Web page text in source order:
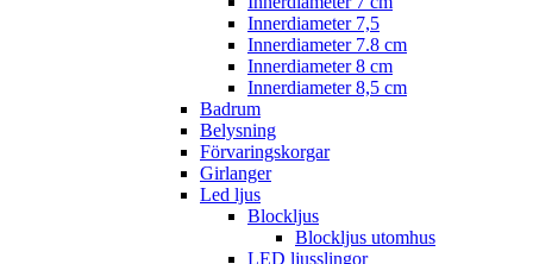
Innerdiameter 7,5
Innerdiameter 7.8 cm
Innerdiameter 8 cm
Innerdiameter 8,5 cm
Badrum
Belysning
Förvaringskorgar
Girlanger
Led ljus
Blockljus
Blockljus utomhus
LED ljusslingor